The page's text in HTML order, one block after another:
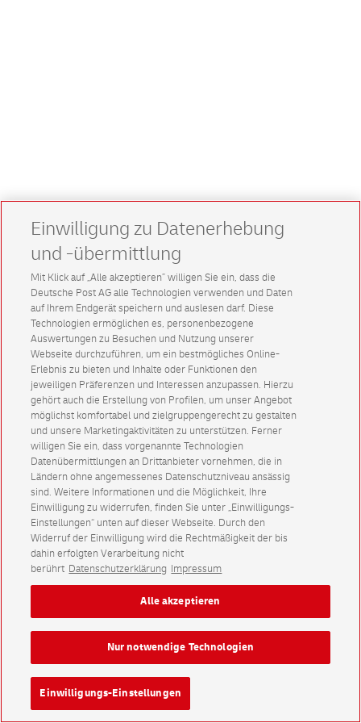
Einwilligung zu Datenerhebung
und -übermittlung
Mit Klick auf „Alle akzeptieren” willigen Sie ein, dass die
Deutsche Post AG alle Technologien verwenden und Daten
auf Ihrem Endgerät speichern und auslesen darf. Diese
Technologien ermöglichen es, personenbezogene
Auswertungen zu Besuchen und Nutzung unserer
Webseite durchzuführen, um ein bestmögliches Online-
Erlebnis zu bieten und Inhalte oder Funktionen den
jeweiligen Präferenzen und Interessen anzupassen. Hierzu
gehört auch die Erstellung von Profilen, um unser Angebot
möglichst komfortabel und zielgruppengerecht zu gestalten
und unsere Marketingaktivitäten zu unterstützen. Ferner
willigen Sie ein, dass vorgenannte Technologien
Datenübermittlungen an Drittanbieter vornehmen, die in
Ländern ohne angemessenes Datenschutzniveau ansässig
sind. Weitere Informationen und die Möglichkeit, Ihre
Einwilligung zu widerrufen, finden Sie unter „Einwilligungs-
Einstellungen“ unten auf dieser Webseite. Durch den
Widerruf der Einwilligung wird die Rechtmäßigkeit der bis
dahin erfolgten Verarbeitung nicht
berührt Datenschutzerklärung Impressum
Einwilligungs-Einstellungen
Nur notwendige Technologien
Alle akzeptieren